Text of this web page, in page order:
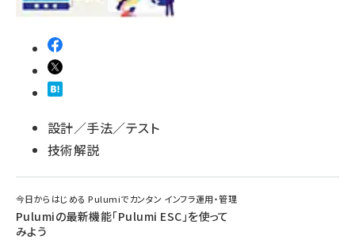
設計／手法／テスト
技術解説
今日からはじめる Pulumiでカンタン インフラ運用・管理
Pulumiの最新機能「Pulumi ESC」を使って
みよう